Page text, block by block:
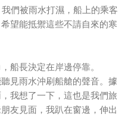
們被雨水打濕，船上的乘客
望能抵禦這些不請自來的寒
船長決定在岸邊停靠。
見雨水沖刷船艙的聲音。據
我想了一下，這也是我們旅
友見面，我趴在窗邊，伸出